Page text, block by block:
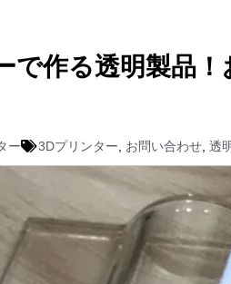
で作る透明製品
ー 3Dプリンター お問い合わせ 透